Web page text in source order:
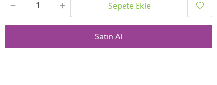
Sepete Ekle
Satın Al